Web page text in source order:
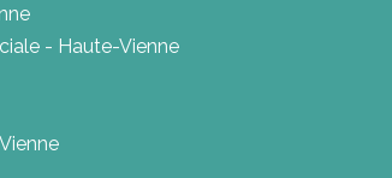
- Haute-Vienne